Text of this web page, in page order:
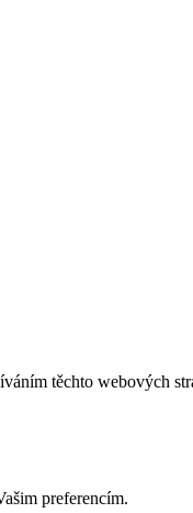
těchto webových
preferencím.